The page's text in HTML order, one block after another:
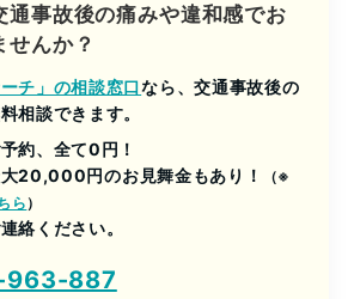
通事故後の痛みや違和感でお
せんか？
チ」の相談窓口なら、交通事故後の
相談できます。
約、全て0円！
20,000円のお見舞金もあり！
（※
ら）
絡ください。
963-887